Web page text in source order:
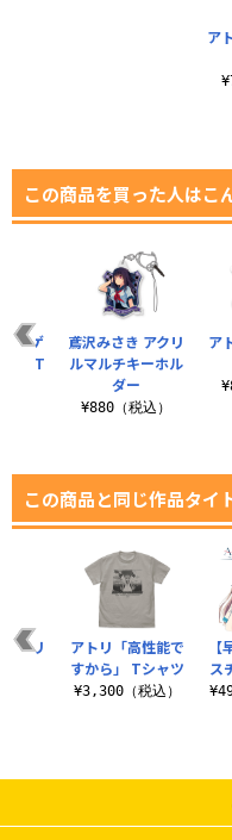
ア
この商品を買った人はこ
ア
・ゲ
ル T
鳶沢みさき アクリ
ルマルチキーホル
ダー
¥880（税込）
この商品と同じ作品タイ
ス
クリ
アトリ「高性能で
すから」 Tシャツ
¥3,300（税込）